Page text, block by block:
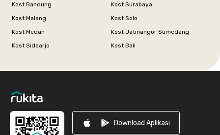
Kost Bandung
Kost Surabaya
Kost Malang
Kost Solo
Kost Medan
Kost Jatinangor Sumedang
Kost Sidoarjo
Kost Bali
Download Aplikasi